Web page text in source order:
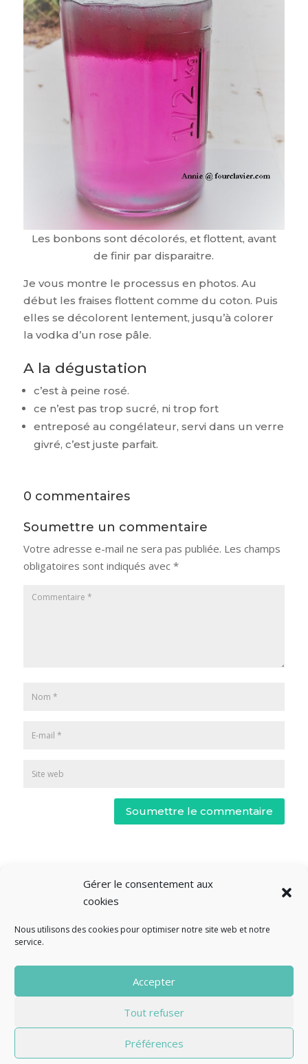
Gérer le consentement aux
cookies
Nous utilisons des cookies pour optimiser notre site web et notre
service.
Accepter
Tout refuser
Préférences
Les bonbons sont décolorés, et flottent, avant
de finir par disparaitre.
Je vous montre le processus en photos. Au
début les fraises flottent comme du coton. Puis
elles se décolorent lentement, jusqu’à colorer
la vodka d’un rose pâle.
A la dégustation
c’est à peine rosé.
ce n’est pas trop sucré, ni trop fort
entreposé au congélateur, servi dans un verre
givré, c’est juste parfait.
0 commentaires
Soumettre un commentaire
Votre adresse e-mail ne sera pas publiée. Les champs
obligatoires sont indiqués avec *
Soumettre le commentaire
Mentions légales
Politique de confidentialité
Contact